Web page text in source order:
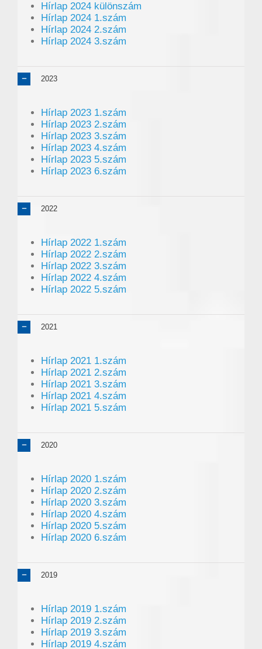
Hírlap 2024 különszám
Hírlap 2024 1.szám
Hírlap 2024 2.szám
Hírlap 2024 3.szám
2023
Hírlap 2023 1.szám
Hírlap 2023 2.szám
Hírlap 2023 3.szám
Hírlap 2023 4.szám
Hírlap 2023 5.szám
Hírlap 2023 6.szám
2022
Hírlap 2022 1.szám
Hírlap 2022 2.szám
Hírlap 2022 3.szám
Hírlap 2022 4.szám
Hírlap 2022 5.szám
2021
Hírlap 2021 1.szám
Hírlap 2021 2.szám
Hírlap 2021 3.szám
Hírlap 2021 4.szám
Hírlap 2021 5.szám
2020
Hírlap 2020 1.szám
Hírlap 2020 2.szám
Hírlap 2020 3.szám
Hírlap 2020 4.szám
Hírlap 2020 5.szám
Hírlap 2020 6.szám
2019
Hírlap 2019 1.szám
Hírlap 2019 2.szám
Hírlap 2019 3.szám
Hírlap 2019 4.szám